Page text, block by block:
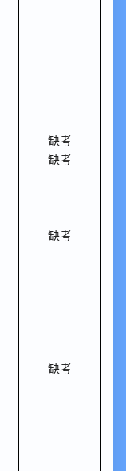
缺考
缺考
缺考
缺考